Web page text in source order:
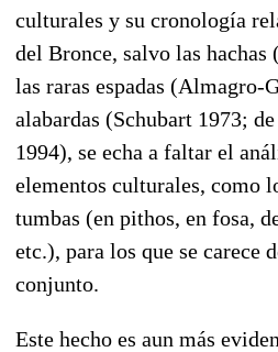
culturales y su cronología
del Bronce, salvo las
las raras espadas (Almagro-
alabardas (Schubart 1973;
1994), se echa a faltar el
elementos culturales, como
tumbas (en pithos, en fosa,
etc.), para los que se carece
conjunto.
Este hecho es aun más